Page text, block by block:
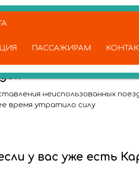
ПАССАЖИРАМ
неиспользованных
время утратило силу
у вас уже есть